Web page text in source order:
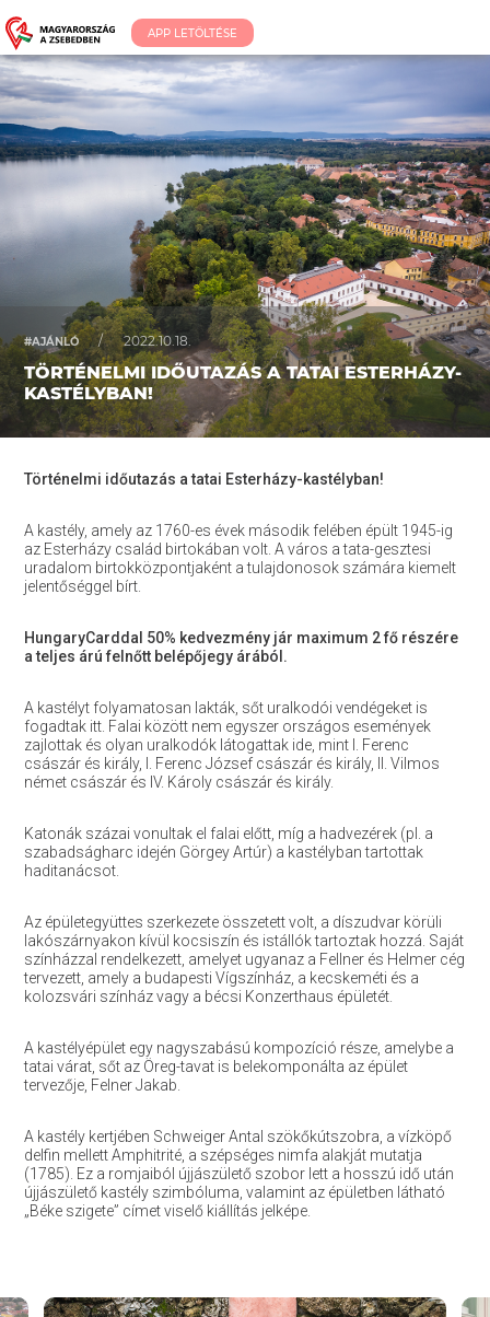
APP LETÖLTÉSE
#AJÁNLÓ / 2022.10.18.
TÖRTÉNELMI IDŐUTAZÁS A TATAI ESTERHÁZY-
KASTÉLYBAN!
Történelmi időutazás a tatai Esterházy-kastélyban!
A kastély, amely az 1760-es évek második felében épült 1945-ig
az Esterházy család birtokában volt. A város a tata-gesztesi
uradalom birtokközpontjaként a tulajdonosok számára kiemelt
jelentőséggel bírt.
HungaryCarddal 50% kedvezmény jár maximum 2 fő részére
a teljes árú felnőtt belépőjegy árából.
A kastélyt folyamatosan lakták, sőt uralkodói vendégeket is
fogadtak itt. Falai között nem egyszer országos események
zajlottak és olyan uralkodók látogattak ide, mint I. Ferenc
császár és király, I. Ferenc József császár és király, II. Vilmos
német császár és IV. Károly császár és király.
Katonák százai vonultak el falai előtt, míg a hadvezérek (pl. a
szabadságharc idején Görgey Artúr) a kastélyban tartottak
haditanácsot.
Az épületegyüttes szerkezete összetett volt, a díszudvar körüli
lakószárnyakon kívül kocsiszín és istállók tartoztak hozzá. Saját
színházzal rendelkezett, amelyet ugyanaz a Fellner és Helmer cég
tervezett, amely a budapesti Vígszínház, a kecskeméti és a
kolozsvári színház vagy a bécsi Konzerthaus épületét.
A kastélyépület egy nagyszabású kompozíció része, amelybe a
tatai várat, sőt az Öreg-tavat is belekomponálta az épület
tervezője, Felner Jakab.
A kastély kertjében Schweiger Antal szökőkútszobra, a vízköpő
delfin mellett Amphitrité, a szépséges nimfa alakját mutatja
(1785). Ez a romjaiból újjászülető szobor lett a hosszú idő után
újjászülető kastély szimbóluma, valamint az épületben látható
„Béke szigete” címet viselő kiállítás jelképe.